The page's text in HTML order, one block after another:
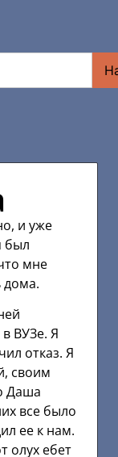
и уже
был
мне
дома.
ВУЗе. Я
отказ. Я
своим
Даша
все было
ее к нам.
олух ебет